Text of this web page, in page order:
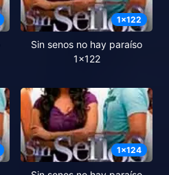
1x122
Sin senos no hay paraíso
1x122
1x124